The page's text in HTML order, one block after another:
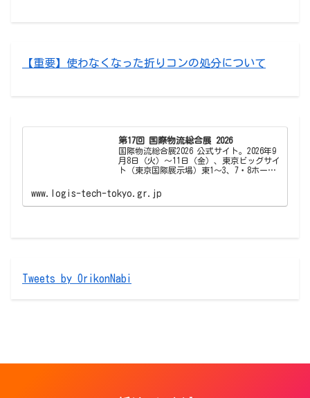
【重要】使わなくなった折りコンの処分について
第17回 国際物流総合展 2026
国際物流総合展2026 公式サイト。2026年9
月8日（火）～11日（金）、東京ビッグサイ
ト（東京国際展示場）東1～3、7・8ホー
流総合展2026」として、物流・ロジスティ
クスの先進情報が収集できる専…
www.logis-tech-tokyo.gr.jp
Tweets by OrikonNabi